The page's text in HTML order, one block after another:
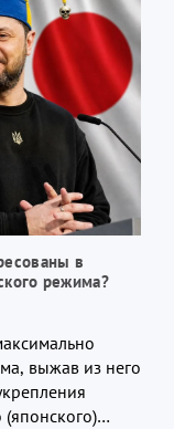
в
режима?
выжав из него